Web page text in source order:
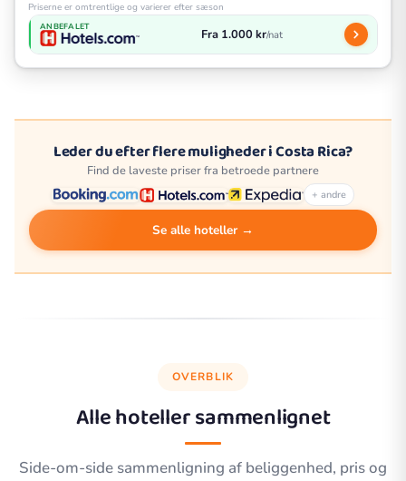
Priserne er omtrentlige og varierer efter sæson
ANBEFALET Fra 1.000 kr/nat
Leder du efter flere muligheder i Costa Rica?
Find de laveste priser fra betroede partnere
+ andre
Se alle hoteller →
OVERBLIK
Alle hoteller sammenlignet
Side-om-side sammenligning af beliggenhed, pris og